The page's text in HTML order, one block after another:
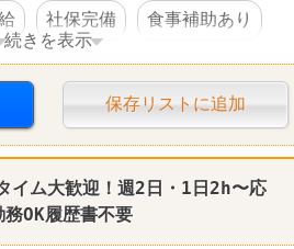
社保完備 食事補助あり
問 すし はま寿司
続きを表示
保存リストに追加
イム大歓迎！週2日・1日2h〜応
OK履歴書不要